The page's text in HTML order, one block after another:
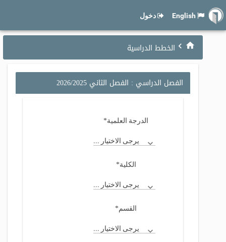
دخول
الخطط الدراسية
الفصل الدراسي : الفصل الثاني 2026/2025
الدرجة العلمية*
يرجى الاختيار ...
الكلية*
يرجى الاختيار ...
القسم*
يرجى الاختيار ...